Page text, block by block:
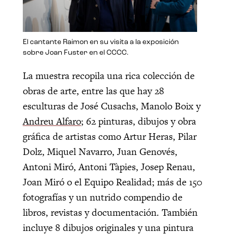
El cantante Raimon en su visita a la exposición
sobre Joan Fuster en el CCCC.
La muestra recopila una rica colección de
obras de arte, entre las que hay 28
esculturas de José Cusachs, Manolo Boix y
Andreu Alfaro; 62 pinturas, dibujos y obra
gráfica de artistas como Artur Heras, Pilar
Dolz, Miquel Navarro, Juan Genovés,
Antoni Miró, Antoni Tàpies, Josep Renau,
Joan Miró o el Equipo Realidad; más de 150
fotografías y un nutrido compendio de
libros, revistas y documentación. También
incluye 8 dibujos originales y una pintura